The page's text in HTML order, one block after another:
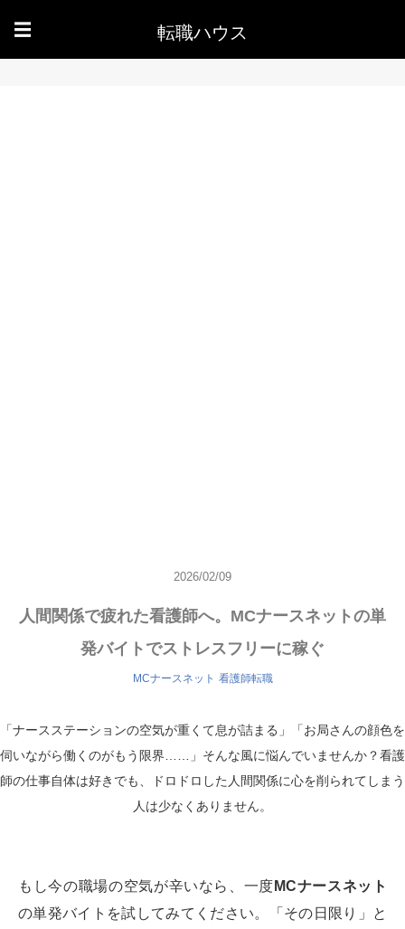
☰ 転職ハウス
2026/02/09
人間関係で疲れた看護師へ。MCナースネットの単
発バイトでストレスフリーに稼ぐ
MCナースネット 看護師転職
「ナースステーションの空気が重くて息が詰まる」「お局さんの顔色を
伺いながら働くのがもう限界……」そんな風に悩んでいませんか？看護
師の仕事自体は好きでも、ドロドロした人間関係に心を削られてしまう
人は少なくありません。
もし今の職場の空気が辛いなら、一度 MCナースネット
の単発バイトを試してみてください。「その日限り」と